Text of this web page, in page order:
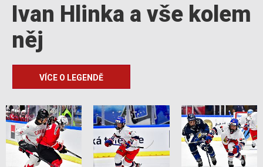
Ivan Hlinka a vše kolem
něj
VÍCE O LEGENDĚ